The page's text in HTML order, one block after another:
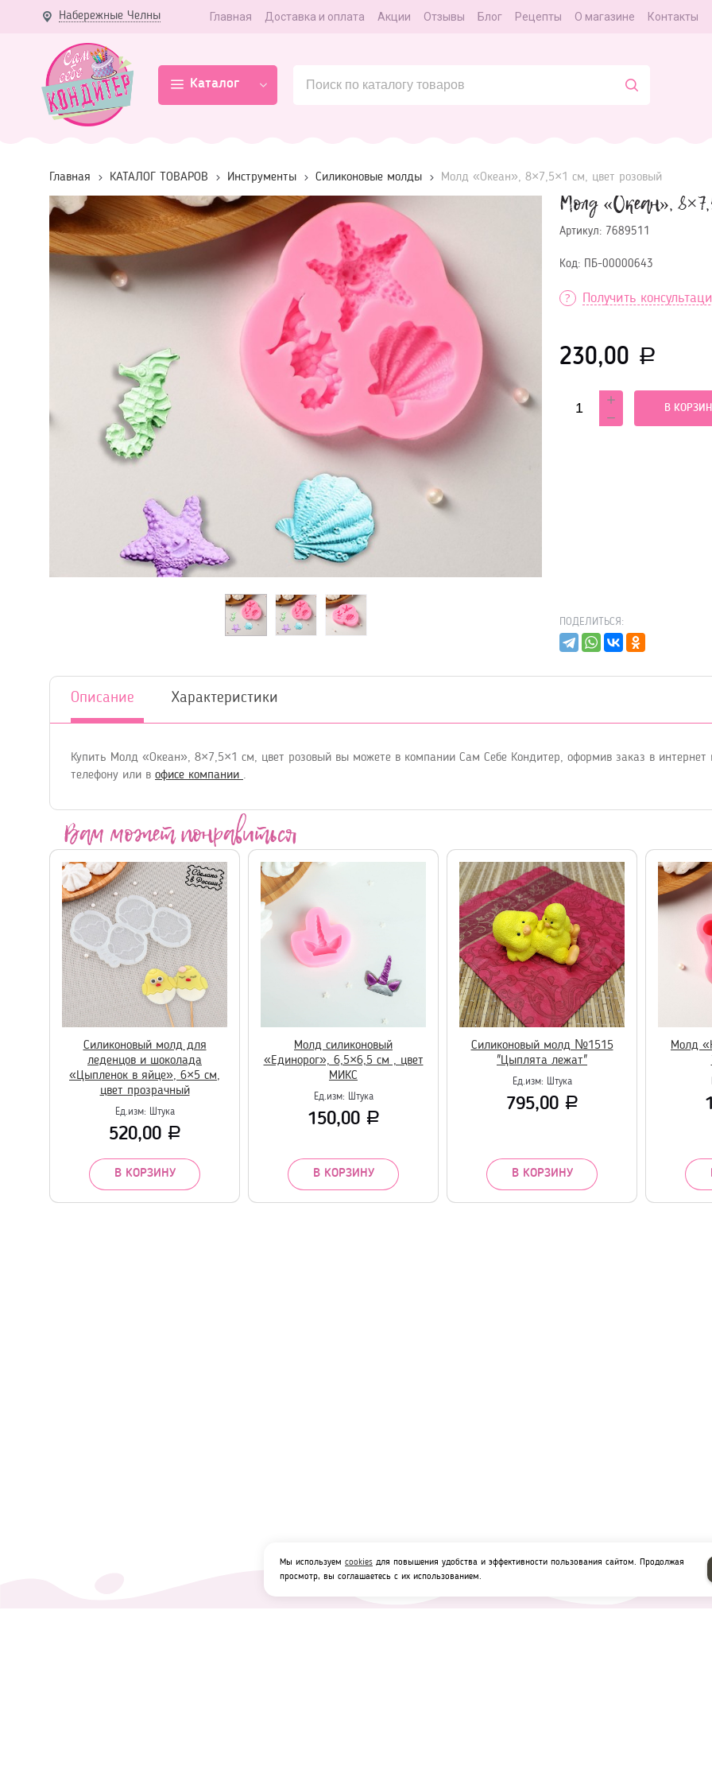
Набережные Челны Главная Доставка и оплата Акции Отзывы Блог Рецепты О магазине Контакты
Каталог
Главная КАТАЛОГ ТОВАРОВ Инструменты Силиконовые молды Молд «Океан», 8×7,5×1 см, цвет розовый
Молд «Океан»,
Артикул: 7689511
Код: ПБ-00000643
Получить
230,00 Р
В
ПОДЕЛИТЬСЯ:
Описание Характеристики
Купить Молд «Океан», 8×7,5×1 см, цвет розовый вы можете в компании Сам Себе Кондитер, оформив заказ в интернет
телефону или в офисе компании .
Вам может понравиться
Силиконовый молд для
леденцов и шоколада
«Цыпленок в яйце», 6×5 см,
цвет прозрачный
Ед.изм: Штука
520,00 Р
В КОРЗИНУ
Молд силиконовый
«Единорог», 6,5×6,5 см , цвет
МИКС
Ед.изм: Штука
150,00 Р
В КОРЗИНУ
Силиконовый молд №1515
"Цыплята лежат"
Ед.изм: Штука
795,00 Р
В КОРЗИНУ
Молд
Мы используем cookies для повышения удобства и эффективности пользования сайтом. Продолжая
просмотр, вы соглашаетесь с их использованием.